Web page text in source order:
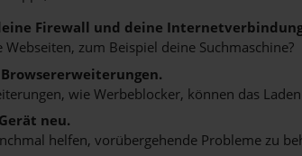
Firewall und deine
Webseiten, zum Beispiel deine Suchmaschine?
wie Werbeblocker, können das
neu.
helfen, vorübergehende Probleme zu